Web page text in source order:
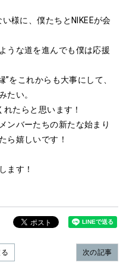
様に、僕たちとNIKEEが会
うな道を進んでも僕は応援
をこれからも大事にして、
たい。
たらと思います！
ンバーたちの新たな始まり
ら嬉しいです！
ます！
次の記事